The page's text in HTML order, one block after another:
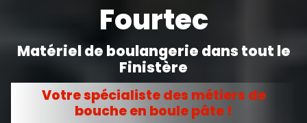
Fourtec
Matériel de boulangerie dans tout le
Finistère
Votre spécialiste des métiers de
bouche en boule pâte !